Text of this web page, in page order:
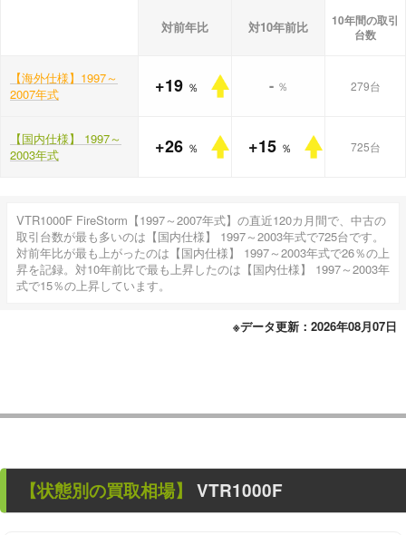
対前年比 対10年前比
10年間の取引
台数
【海外仕様】1997～
2007年式
+19 ％ - ％ 279台
【国内仕様】 1997～
2003年式
+26 ％ +15 ％ 725台
VTR1000F FireStorm【1997～2007年式】の直近120カ月間で、中古の
取引台数が最も多いのは【国内仕様】 1997～2003年式で725台です。
対前年比が最も上がったのは【国内仕様】 1997～2003年式で26％の上
昇を記録。対10年前比で最も上昇したのは【国内仕様】 1997～2003年
式で15％の上昇しています。
※データ更新：2026年08月07日
【状態別の買取相場】 VTR1000F